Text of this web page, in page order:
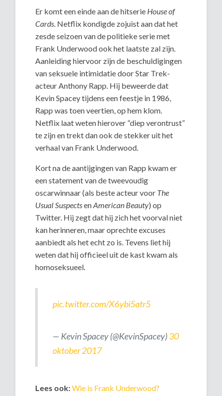
Er komt een einde aan de hitserie House of
Cards. Netflix kondigde zojuist aan dat het
zesde seizoen van de politieke serie met
Frank Underwood ook het laatste zal zijn.
Aanleiding hiervoor zijn de beschuldigingen
van seksuele intimidatie doorStar Trek-
acteurAnthony Rapp. Hij beweerde dat
Kevin Spacey tijdens een feestje in 1986,
Rapp was toen veertien, op hem klom.
Netflix laat weten hierover “diep verontrust”
te zijn en trekt dan ook de stekker uit het
verhaal van Frank Underwood.
Kort na de aantijgingen van Rapp kwam er
een statement van de tweevoudig
oscarwinnaar (als beste acteur voor The
Usual SuspectsenAmerican Beauty) op
Twitter. Hij zegt dat hij zich het voorval niet
kan herinneren, maar oprechte excuses
aanbiedt als het echt zo is. Tevens liet hij
weten dat hij officieel uit de kast kwam als
homoseksueel.
pic.twitter.com/X6ybi5atr5
— Kevin Spacey (@KevinSpacey) 30
oktober 2017
Lees ook:Wie is Frank Underwood?